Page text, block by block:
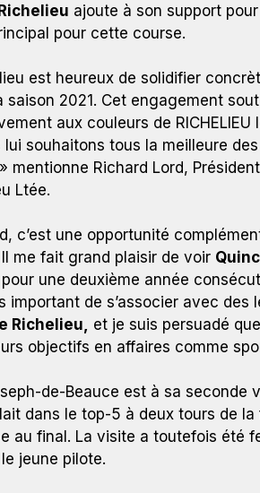
ajoute à son support
pour cette course.
est heureux de solidifier
saison 2021. Cet engagement
aux couleurs de RICHELIEU
souhaitons tous la meilleure des
mentionne Richard Lord,
Ltée.
c’est une opportunité
me fait grand plaisir de voir
une deuxième année
important de s’associer avec des
Richelieu,
et je suis persuadé
objectifs en affaires comme
de-Beauce est à sa seconde
dans le top-5 à deux tours de la
au final. La visite a toutefois été
jeune pilote.